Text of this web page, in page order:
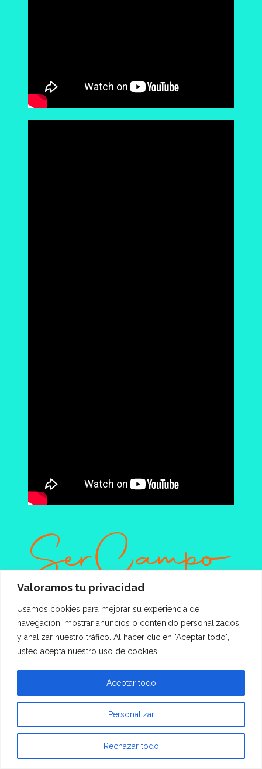
Valoramos tu privacidad
Usamos cookies para mejorar su experiencia de
navegación, mostrar anuncios o contenido personalizados
y analizar nuestro tráfico. Al hacer clic en "Aceptar todo",
usted acepta nuestro uso de cookies.
Personalizar
Rechazar todo
Aceptar todo
Entradas recientes
Celiaquía: por qué la certificación libre de
gluten es mucho más que un sello
Pulsión Wine se salta a los intermediarios:
del viñedo a tu puerta, sin escalas
Día de la Infancia en Aire Libre con menú
infantil sin cargo
6 agosto, 2026